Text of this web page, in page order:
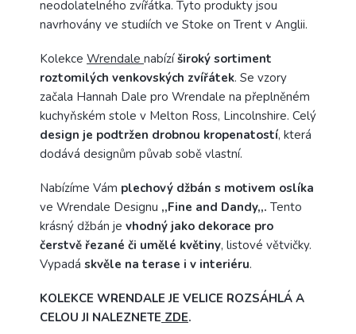
neodolatelného zvířátka. Tyto produkty jsou
navrhovány ve studiích ve Stoke on Trent v Anglii.
Kolekce Wrendale nabízíširoký sortiment
roztomilých venkovských zvířátek. Se vzory
začala Hannah Dale pro Wrendale na přeplněném
kuchyňském stole v Melton Ross, Lincolnshire. Celý
design je podtržen drobnou kropenatostí, která
dodává designům půvab sobě vlastní.
Nabízíme Vám plechový džbán s motivem oslíka
ve Wrendale Designu ,,Fine and Dandy,,. Tento
krásný džbán je vhodný jako dekorace pro
čerstvě řezané či umělé květiny, listové větvičky.
Vypadá skvěle na terase i v interiéru.
KOLEKCE WRENDALE JE VELICE ROZSÁHLÁ A
CELOU JI NALEZNETE ZDE.